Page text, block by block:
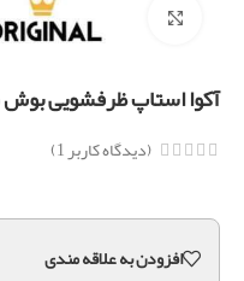
برای بزرگنمایی کلیک کنید
آکوا استاپ ظرفشویی بوش مدل
(دیدگاه کاربر1
)
افزودن به علاقه مندی